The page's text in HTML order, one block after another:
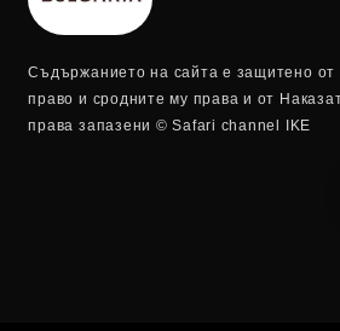
Съдържанието на сайта е защитено от
право и сродните му права и от
права запазени © Safari channel IKE